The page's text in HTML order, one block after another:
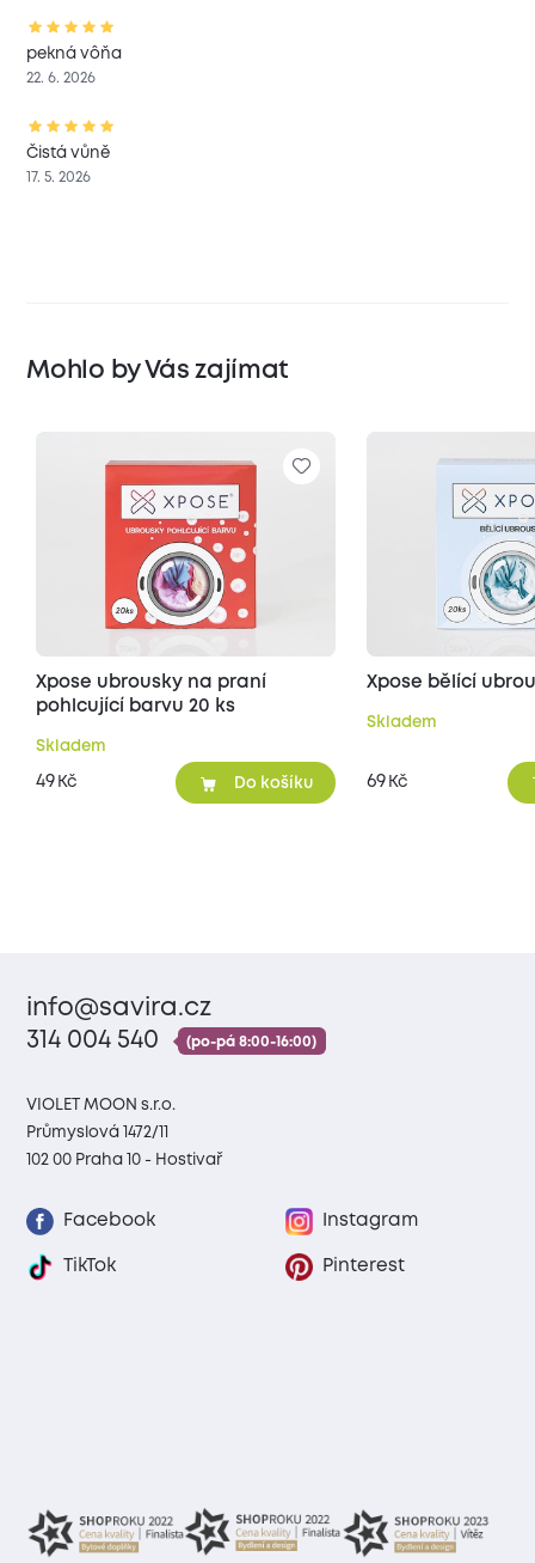
pekná vôňa
22. 6. 2026
Čistá vůně
17. 5. 2026
Mohlo by Vás zajímat
Xpose ubrousky na praní
pohlcující barvu 20 ks
Skladem
49 Kč Do košíku
Xpose bělící
Skladem
69 Kč
info@savira.cz
314 004 540
(po-pá 8:00-16:00)
VIOLET MOON s.r.o.
Průmyslová 1472/11
102 00 Praha 10 - Hostivař
Facebook Instagram
TikTok Pinterest